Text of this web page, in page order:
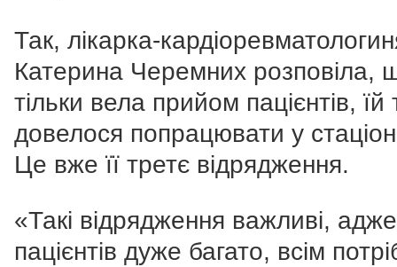
Так, лікарка-
Катерина Черемних розповіла,
тільки вела прийом пацієнтів, їй
довелося попрацювати у
Це вже її третє відрядження.
«Такі відрядження важливі, адже
пацієнтів дуже багато, всім